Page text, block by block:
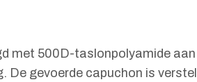
met 500D-taslonpolyamide aan
De gevoerde capuchon is